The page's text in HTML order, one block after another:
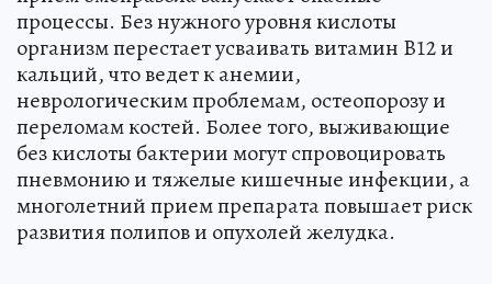
процессы. Без нужного уровня кислоты
организм перестает усваивать витамин B12 и
кальций, что ведет к анемии,
неврологическим проблемам, остеопорозу и
переломам костей. Более того, выживающие
без кислоты бактерии могут спровоцировать
пневмонию и тяжелые кишечные инфекции, а
многолетний прием препарата повышает риск
развития полипов и опухолей желудка.